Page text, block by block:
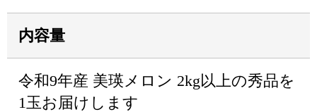
内容量
令和9年産 美瑛メロン 2kg以上の秀品を
1玉お届けします